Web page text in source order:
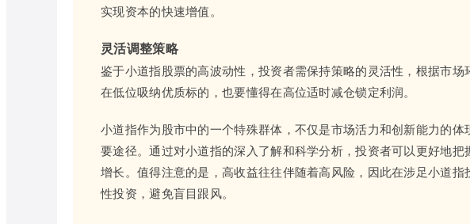
实现资本的快速增值。
灵活调整策略
鉴于小道指股票的高波动性，投资者需保持策略的灵活性，根据市
在低位吸纳优质标的，也要懂得在高位适时减仓锁定利润。
小道指作为股市中的一个特殊群体，不仅是市场活力和创新能力的
要途径。通过对小道指的深入了解和科学分析，投资者可以更好地
增长。值得注意的是，高收益往往伴随着高风险，因此在涉足小道
性投资，避免盲目跟风。